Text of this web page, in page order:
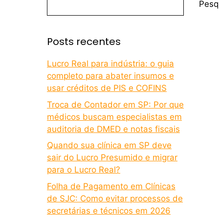
Posts recentes
Lucro Real para indústria: o guia
completo para abater insumos e
usar créditos de PIS e COFINS
Troca de Contador em SP: Por que
médicos buscam especialistas em
auditoria de DMED e notas fiscais
Quando sua clínica em SP deve
sair do Lucro Presumido e migrar
para o Lucro Real?
Folha de Pagamento em Clínicas
de SJC: Como evitar processos de
secretárias e técnicos em 2026